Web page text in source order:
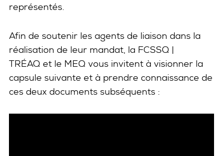
représentés.
Afin de soutenir les agents de liaison dans la
réalisation de leur mandat, la FCSSQ |
TRÉAQ et le MEQ vous invitent à visionner la
capsule suivante et à prendre connaissance de
ces deux documents subséquents :